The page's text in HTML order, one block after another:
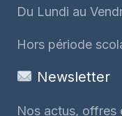
Du Lundi au
Hors période
Newsletter
Nos actus, offres